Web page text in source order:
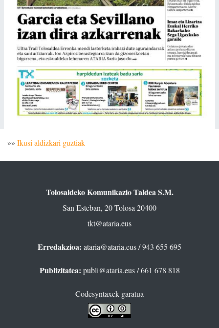
»» Ikusi aldizkari guztiak
Tolosaldeko Komunikazio Taldea S.M.
San Esteban, 20 Tolosa 20400
tkt@ataria.eus
Erredakzioa: ataria@ataria.eus/ 943 655 695
Publizitatea: publi@ataria.eus/ 661 678 818
Codesyntaxek garatua